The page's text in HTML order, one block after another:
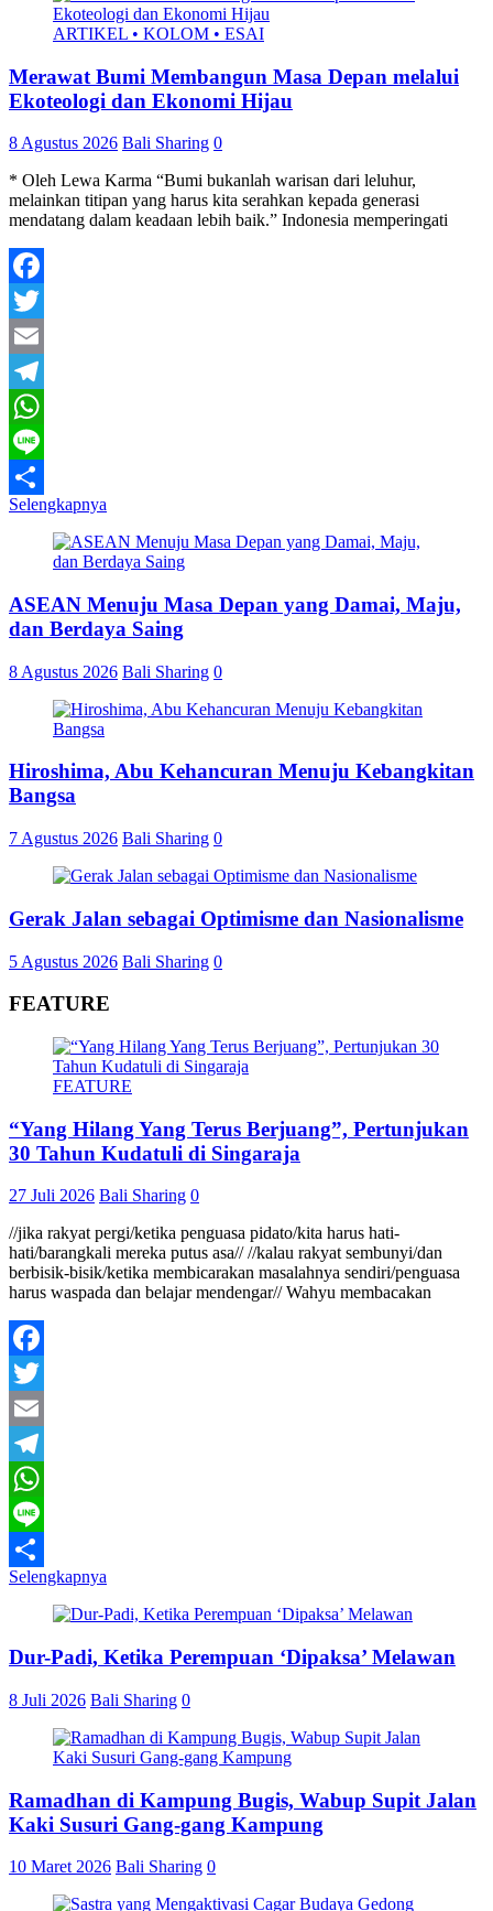
ARTIKEL • KOLOM • ESAI
Merawat Bumi Membangun Masa Depan melalui
Ekoteologi dan Ekonomi Hijau
8 Agustus 2026 Bali Sharing 0
* Oleh Lewa Karma “Bumi bukanlah warisan dari leluhur,
melainkan titipan yang harus kita serahkan kepada generasi
mendatang dalam keadaan lebih baik.” Indonesia memperingati
Facebook
Twitter
Email
Telegram
WhatsApp
Line
Share
Selengkapnya
ASEAN Menuju Masa Depan yang Damai, Maju,
dan Berdaya Saing
8 Agustus 2026 Bali Sharing 0
Hiroshima, Abu Kehancuran Menuju Kebangkitan
Bangsa
7 Agustus 2026 Bali Sharing 0
Gerak Jalan sebagai Optimisme dan Nasionalisme
5 Agustus 2026 Bali Sharing 0
FEATURE
FEATURE
“Yang Hilang Yang Terus Berjuang”, Pertunjukan
30 Tahun Kudatuli di Singaraja
27 Juli 2026 Bali Sharing 0
//jika rakyat pergi/ketika penguasa pidato/kita harus hati-
hati/barangkali mereka putus asa// //kalau rakyat sembunyi/dan
berbisik-bisik/ketika membicarakan masalahnya sendiri/penguasa
harus waspada dan belajar mendengar// Wahyu membacakan
Facebook
Twitter
Email
Telegram
WhatsApp
Line
Share
Selengkapnya
Dur-Padi, Ketika Perempuan ‘Dipaksa’ Melawan
8 Juli 2026 Bali Sharing 0
Ramadhan di Kampung Bugis, Wabup Supit Jalan
Kaki Susuri Gang-gang Kampung
10 Maret 2026 Bali Sharing 0